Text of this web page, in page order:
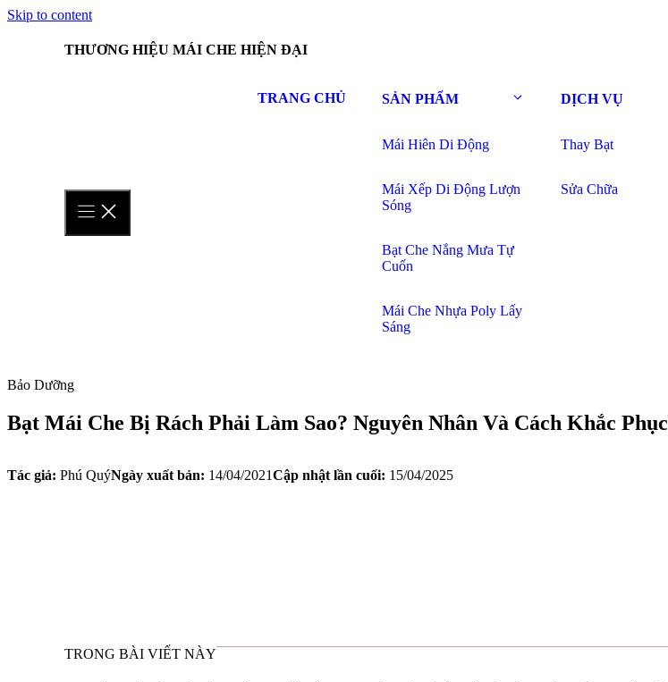
Skip to content
THƯƠNG HIỆU MÁI CHE HIỆN ĐẠI
TRANG CHỦ SẢN PHẨM
Mái Hiên Di Động
Mái Xếp Di Động Lượn
Sóng
Bạt Che Nắng Mưa Tự
Cuốn
Mái Che Nhựa Poly Lấy
Sáng
DỊCH VỤ
Thay Bạt
Sửa Chữa
Bảo Dưỡng
Bạt Mái Che Bị Rách Phải Làm Sao? Nguyên Nhân Và Cách Khắc Phục
Tác giả: Phú QuýNgày xuất bản: 14/04/2021Cập nhật lần cuối: 15/04/2025
TRONG BÀI VIẾT NÀY